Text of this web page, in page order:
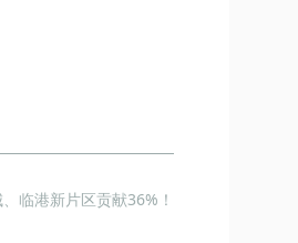
临港新片区贡献36%！